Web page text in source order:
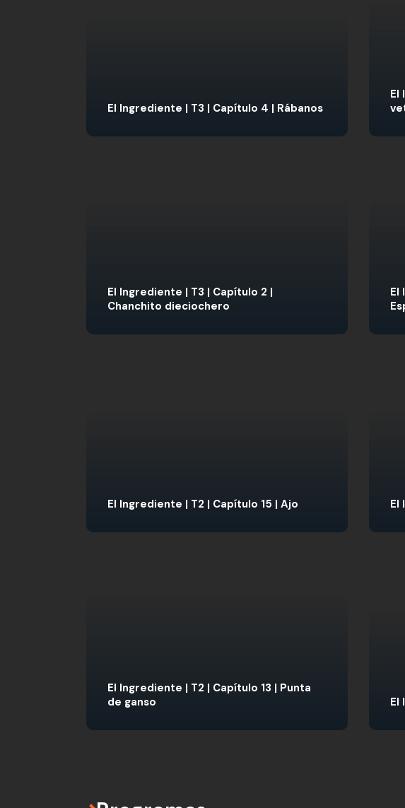
El Ingrediente | T3 | Capítulo 4 | Rábanos
El
El Ingrediente | T3 | Capítulo 2 |
Chanchito dieciochero
El
El Ingrediente | T2 | Capítulo 15 | Ajo El
El Ingrediente | T2 | Capítulo 13 | Punta
de ganso
El